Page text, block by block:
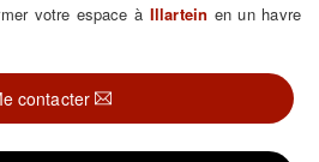
votre espace à Illartein en un havre
contacter